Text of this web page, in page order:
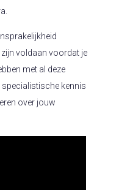
voldaan voordat je
met al deze
kennis
over jouw